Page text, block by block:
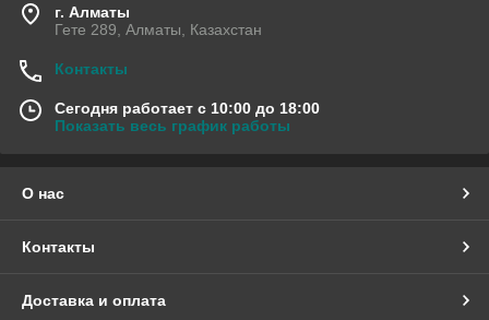
г. Алматы
Гете 289, Алматы, Казахстан
Контакты
Сегодня работает с 10:00 до 18:00
Показать весь график работы
О нас
Контакты
Доставка и оплата